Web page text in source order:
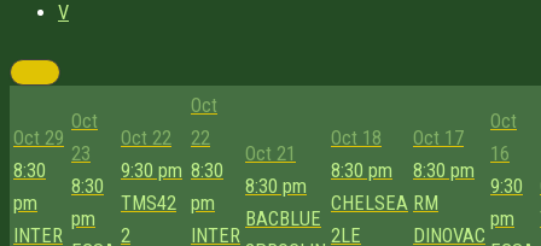
V
Oct 29
8:30
pm
INTER
Oct
23
8:30
pm
Oct 22
9:30 pm
TMS42
2
Oct
22
8:30
pm
INTER
Oct 21
8:30 pm
BACBLUE
Oct 18
8:30 pm
CHELSEA
2LE
Oct 17
8:30 pm
RM
DINOVAC
Oct
16
9:30
pm